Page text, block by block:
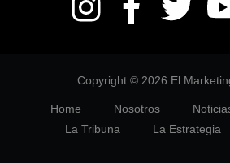
Copyright © 2026 El
Home Nosotros
La Tribuna
La Estrategia